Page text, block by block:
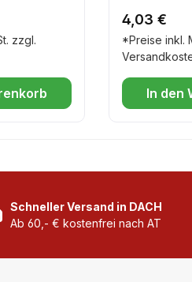
zzgl.
Regulärer
4,03 €
*Preise inkl.
In den
Schneller Versand in DACH
Ab 60,- € kostenfrei nach AT